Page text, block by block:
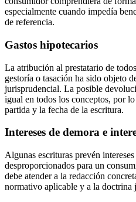
especialmente cuando impedía
de referencia.
Gastos hipotecarios
La atribución al prestatario de
gestoría o tasación ha sido objeto
jurisprudencial. La posible
igual en todos los conceptos, por
partida y la fecha de la escritura.
Intereses de demora e
Algunas escrituras prevén
desproporcionados para un
debe atender a la redacción
normativo aplicable y a la doctrina